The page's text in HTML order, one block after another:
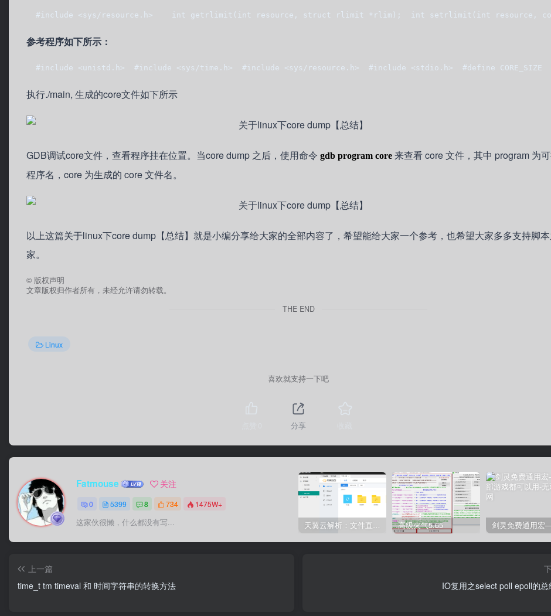
#include <sys/resource.h>    int getrlimit(int resource, struct rlimit *rlim);  int setrlimit(int
参考程序如下所示：
#include <unistd.h>  #include <sys/time.h>  #include <sys/resource.h>  #include <stdio.h>  #define
执行./main, 生成的core文件如下所示
GDB调试core文件，查看程序挂在位置。当core dump 之后，使用命令 gdb program core 来查看 core 文件，其中 program 为
程序名，core 为生成的 core 文件名。
以上这篇关于linux下core dump【总结】就是小编分享给大家的全部内容了，希望能给大家一个参考，也希望大家多多支持脚
家。
© 版权声明
文章版权归作者所有，未经允许请勿转载。
THE END
Linux
喜欢就支持一下吧
分享
Fatmouse 关注
0 5399 8 734 1475W+
这家伙很懒，什么都没有写... 高级火气5.65
上一篇
time_t tm timeval 和 时间字符串的转换方法
IO复用之select poll epoll的总